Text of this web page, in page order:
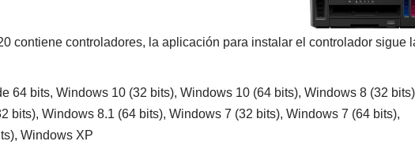
contiene controladores, la aplicación para instalar el controlador sigue
64 bits, Windows 10 (32 bits), Windows 10 (64 bits), Windows 8 (32
bits), Windows 8.1 (64 bits), Windows 7 (32 bits), Windows 7 (64 bits),
Windows XP